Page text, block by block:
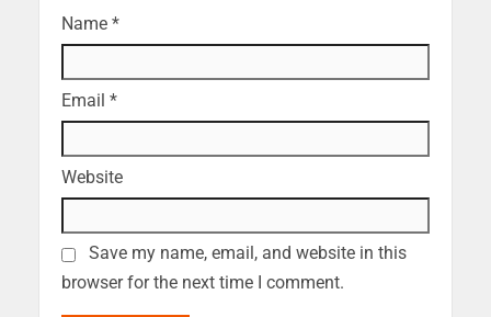
Name *
Email *
Website
Save my name, email, and website in this
browser for the next time I comment.